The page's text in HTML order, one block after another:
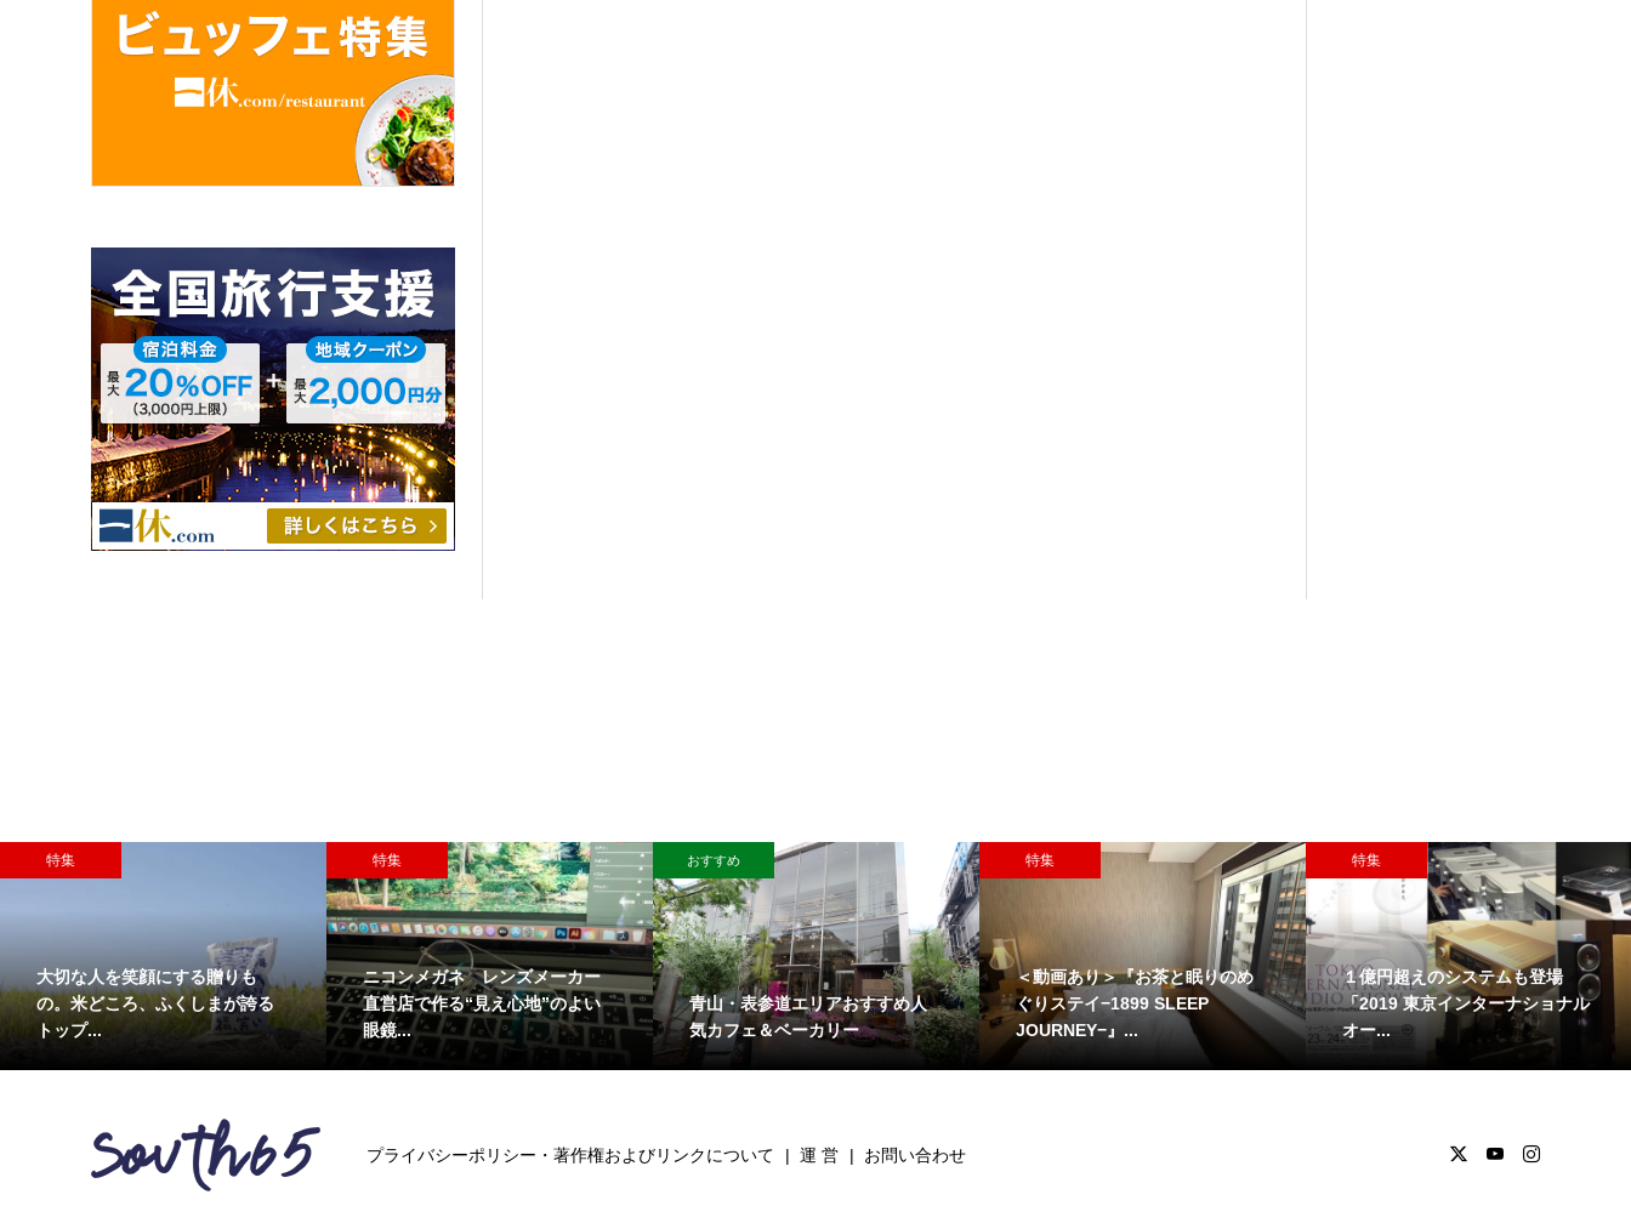
特集
大切な人を笑顔にする贈りも
の。米どころ、ふくしまが誇る
トップ...
特集
ニコンメガネ レンズメーカー
直営店で作る“見え心地”のよい
眼鏡...
おすすめ
青山・表参道エリアおすすめ人
気カフェ＆ベーカリー
特集
＜動画あり＞『お茶と眠りのめ
ぐりステイ−1899 SLEEP
JOURNEY−』...
特集
１億円超えのシステムも登場
「2019 東京インターナショナル
オー...
プライバシーポリシー・著作権およびリンクについて 運 営 お問い合わせ